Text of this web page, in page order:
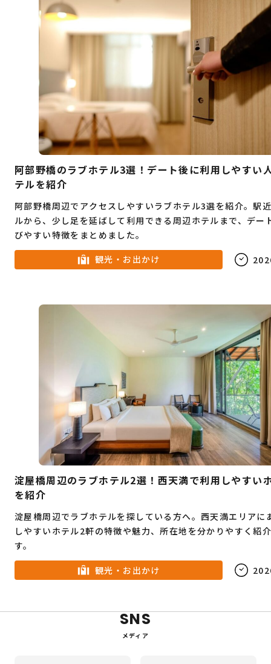
阿部野橋のラブホテル3選！デート後に利用しやすい
テルを紹介
阿部野橋周辺でアクセスしやすいラブホテル3選を紹介。駅
ルから、少し足を延ばして利用できる周辺ホテルまで、デー
びやすい特徴をまとめました。
観光・お出かけ
淀屋橋周辺のラブホテル2選！西天満で利用しやすい
を紹介
淀屋橋周辺でラブホテルを探している方へ。西天満エリアに
しやすいホテル2軒の特徴や魅力、所在地を分かりやすく紹
す。
観光・お出かけ
SNS
メディア